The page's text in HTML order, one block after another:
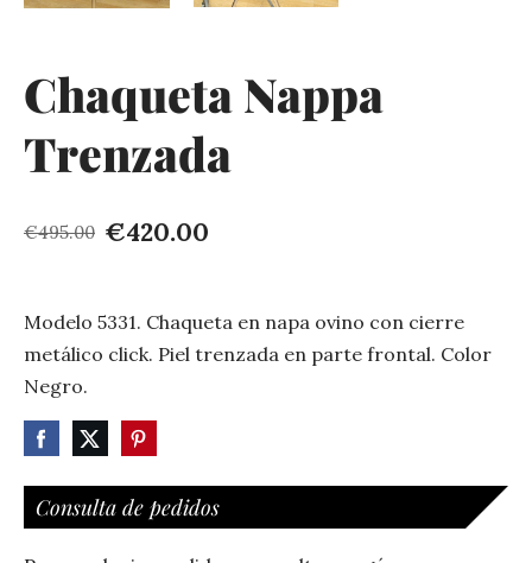
Consulta de pedidos
Chaqueta Nappa
Trenzada
€495.00 €420.00
Modelo 5331. Chaqueta en napa ovino con cierre
metálico click. Piel trenzada en parte frontal. Color
Negro.